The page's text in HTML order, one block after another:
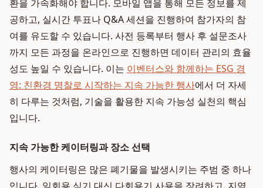
환을 가속화해야 합니다. 모바일 앱을 통해 모든 정보를 제
공하고, 실시간 투표나 Q&A 세션을 진행하여 참가자의 참
여를 유도할 수 있습니다. 사전 등록부터 행사 후 설문조사
까지 모든 과정을 온라인으로 진행하면 데이터 관리의 효율
성도 높일 수 있습니다. 이는 이벤터스와 함께하는 ESG 경
영: 친환경 명찰로 시작하는 지속 가능한 행사에서 더 자세
히 다루는 것처럼, 기술을 활용한 지속 가능성 실천의 핵심
입니다.
지속 가능한 케이터링과 장소 선택
행사의 케이터링은 많은 폐기물을 발생시키는 주범 중 하나